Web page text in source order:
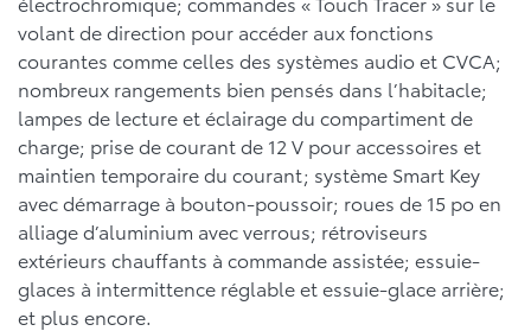
volant de direction pour accéder aux fonctions
courantes comme celles des systèmes audio et CVCA;
nombreux rangements bien pensés dans l’habitacle;
lampes de lecture et éclairage du compartiment de
charge; prise de courant de 12 V pour accessoires et
maintien temporaire du courant; système Smart Key
avec démarrage à bouton-poussoir; roues de 15 po en
alliage d’aluminium avec verrous; rétroviseurs
extérieurs chauffants à commande assistée; essuie-
glaces à intermittence réglable et essuie-glace arrière;
et plus encore.